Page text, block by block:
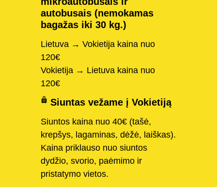
autobusais (nemokamas
bagažas iki 30 kg.)
Lietuva → Vokietija kaina nuo
120€
Vokietija → Lietuva kaina nuo
120€
Siuntas vežame į Vokietiją
Siuntos kaina nuo 40€ (tašė,
krepšys, lagaminas, dėžė, laiškas).
Kaina priklauso nuo siuntos
dydžio, svorio, paėmimo ir
pristatymo vietos.